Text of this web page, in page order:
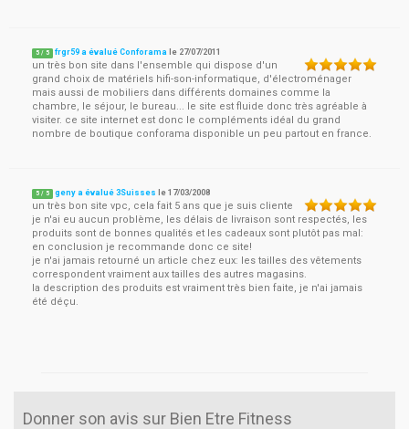
5 / 5 frgr59 a évalué Conforama le 27/07/2011
un très bon site dans l'ensemble qui dispose d'un
grand choix de matériels hifi-son-informatique, d'électroménager
mais aussi de mobiliers dans différents domaines comme la
chambre, le séjour, le bureau... le site est fluide donc très agréable à
visiter. ce site internet est donc le compléments idéal du grand
nombre de boutique conforama disponible un peu partout en france.
5 / 5 geny a évalué 3Suisses le17/03/2008
un très bon site vpc, cela fait 5 ans que je suis cliente
je n'ai eu aucun problème, les délais de livraison sont respectés, les
produits sont de bonnes qualités et les cadeaux sont plutôt pas mal:
en conclusion je recommande donc ce site!
je n'ai jamais retourné un article chez eux: les tailles des vêtements
correspondent vraiment aux tailles des autres magasins.
la description des produits est vraiment très bien faite, je n'ai jamais
été déçu.
Donner son avis sur Bien Etre Fitness